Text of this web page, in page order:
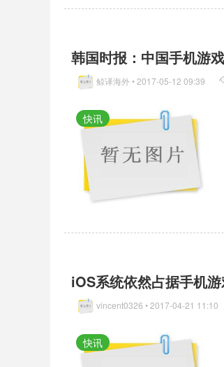
韩国时报：中国手机游
快讯
鲸译海外 • 2017-05-12 09:39
iOS系统依然占据手机
快讯
vincent0326 • 2017-04-21 11:10